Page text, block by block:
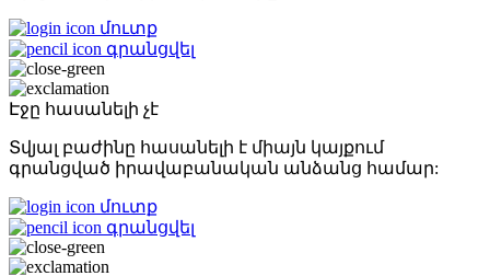
մուտք
գրանցվել
Էջը հասանելի չէ
Տվյալ բաժինը հասանելի է միայն կայքում
գրանցված իրավաբանական անձանց համար:
մուտք
գրանցվել